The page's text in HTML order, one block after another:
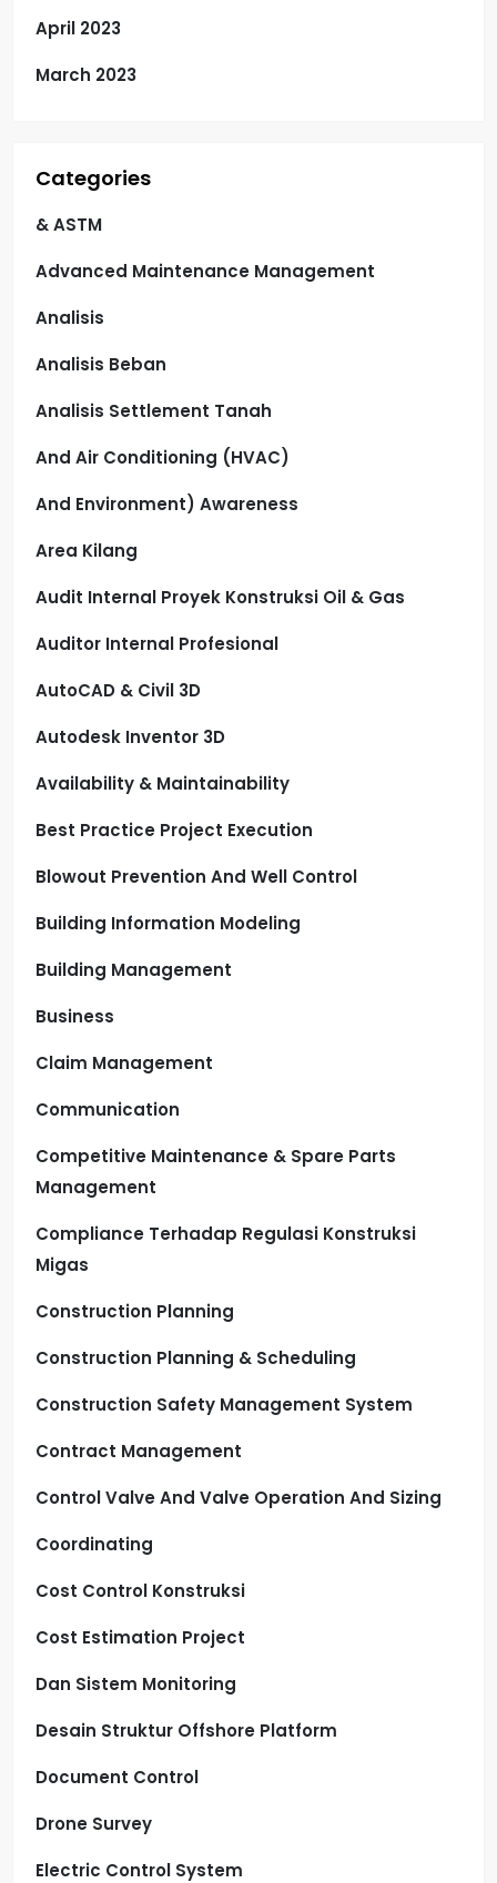
April 2023
March 2023
Categories
& ASTM
Advanced Maintenance Management
Analisis
Analisis Beban
Analisis Settlement Tanah
And Air Conditioning (HVAC)
And Environment) Awareness
Area Kilang
Audit Internal Proyek Konstruksi Oil & Gas
Auditor Internal Profesional
AutoCAD & Civil 3D
Autodesk Inventor 3D
Availability & Maintainability
Best Practice Project Execution
Blowout Prevention And Well Control
Building Information Modeling
Building Management
Business
Claim Management
Communication
Competitive Maintenance & Spare Parts
Management
Compliance Terhadap Regulasi Konstruksi
Migas
Construction Planning
Construction Planning & Scheduling
Construction Safety Management System
Contract Management
Control Valve And Valve Operation And Sizing
Coordinating
Cost Control Konstruksi
Cost Estimation Project
Dan Sistem Monitoring
Desain Struktur Offshore Platform
Document Control
Drone Survey
Electric Control System